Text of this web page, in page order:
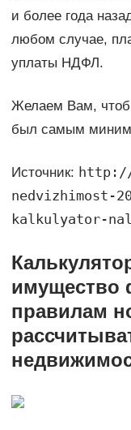
и более года
любом случае,
уплаты НДФЛ.
Желаем Вам,
был самым
Источник: http://
kalkulyator-
имущество
правилам